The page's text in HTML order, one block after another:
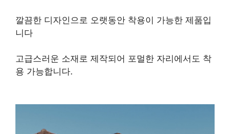
깔끔한 디자인으로 오랫동안 착용이 가능한 제품입
니다
고급스러운 소재로 제작되어 포멀한 자리에서도 착
용 가능합니다.